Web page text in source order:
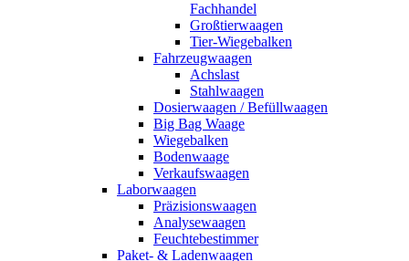
Fachhandel
Großtierwaagen
Tier-Wiegebalken
Fahrzeugwaagen
Achslast
Stahlwaagen
Dosierwaagen / Befüllwaagen
Big Bag Waage
Wiegebalken
Bodenwaage
Verkaufswaagen
Laborwaagen
Präzisionswaagen
Analysewaagen
Feuchtebestimmer
Paket- & Ladenwaagen